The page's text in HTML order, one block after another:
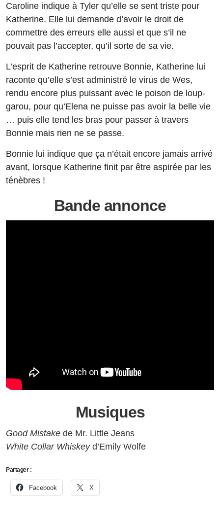
Caroline indique à Tyler qu’elle se sent triste pour
Katherine. Elle lui demande d’avoir le droit de
commettre des erreurs elle aussi et que s’il ne
pouvait pas l’accepter, qu’il sorte de sa vie.
L’esprit de Katherine retrouve Bonnie, Katherine lui
raconte qu’elle s’est administré le virus de Wes,
rendu encore plus puissant avec le poison de loup-
garou, pour qu’Elena ne puisse pas avoir la belle vie
… puis elle tend les bras pour passer à travers
Bonnie mais rien ne se passe.
Bonnie lui indique que ça n’était encore jamais arrivé
avant, lorsque Katherine finit par être aspirée par les
ténèbres !
Bande annonce
Musiques
Good Mistake de Mr. Little Jeans
White Collar Whiskeyd’Emily Wolfe
Partager :
Facebook X